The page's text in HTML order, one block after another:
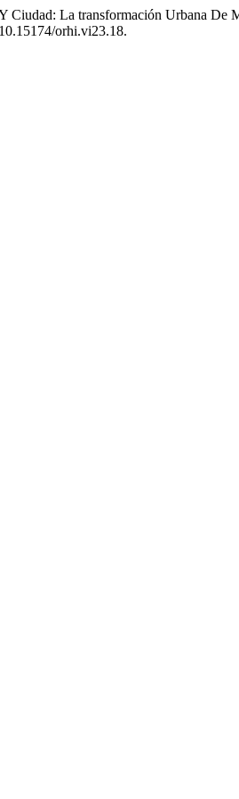
Ciudad: La transformación Urbana
orhi.vi23.18.